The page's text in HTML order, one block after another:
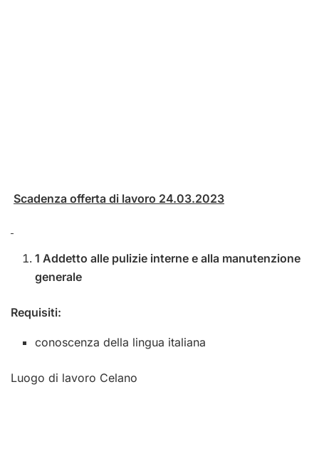
Scadenza offerta di lavoro 24.03.2023
1 Addetto alle pulizie interne e alla manutenzione
generale
Requisiti:
conoscenza della lingua italiana
Luogo di lavoro Celano